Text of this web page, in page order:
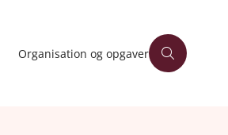
Organisation og opgaver